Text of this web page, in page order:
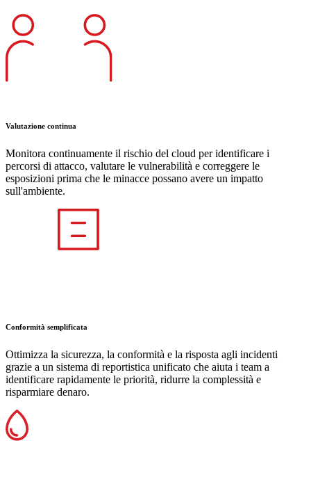
Valutazione continua
Monitora continuamente il rischio del cloud per identificare i
percorsi di attacco, valutare le vulnerabilità e correggere le
esposizioni prima che le minacce possano avere un impatto
sull'ambiente.
Conformità semplificata
Ottimizza la sicurezza, la conformità e la risposta agli incidenti
grazie a un sistema di reportistica unificato che aiuta i team a
identificare rapidamente le priorità, ridurre la complessità e
risparmiare denaro.